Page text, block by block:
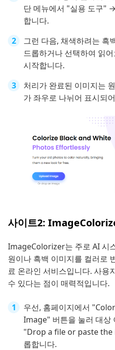
단 메뉴에서 "실용 도구"
합니다.
그런 다음, 채색하려는 흑
드롭하거나 선택하여 읽
시작합니다.
처리가 완료된 이미지는
가 좌우로 나뉘어 표시되
사이트2:
ImageColorizer는 주로 AI 시
원이나 흑백 이미지를 컬러로
료 온라인 서비스입니다. 사용
수 있다는 점이 매력적입니다.
우선, 홈페이지에서
Image" 버튼을 눌러 대상
"Drop a file or paste the
롭합니다.